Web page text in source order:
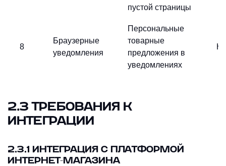
пустой страницы
8
Браузерные
уведомления
Персональные
товарные
предложения в
уведомлениях
2.3 ТРЕБОВАНИЯ К
ИНТЕГРАЦИИ
2.3.1 ИНТЕГРАЦИЯ С ПЛАТФОРМОЙ
ИНТЕРНЕТ-МАГАЗИНА